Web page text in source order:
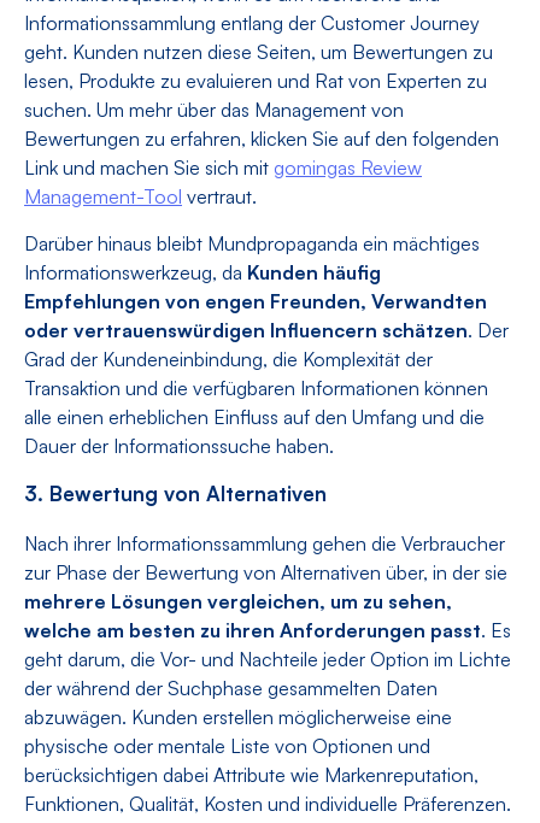
Informationssammlung entlang der Customer Journey
geht. Kunden nutzen diese Seiten, um Bewertungen zu
lesen, Produkte zu evaluieren und Rat von Experten zu
suchen. Um mehr über das Management von
Bewertungen zu erfahren, klicken Sie auf den folgenden
Link und machen Sie sich mit gomingas Review
Management-Tool vertraut.
Darüber hinaus bleibt Mundpropaganda ein mächtiges
Informationswerkzeug, da Kunden häufig
Empfehlungen von engen Freunden, Verwandten
oder vertrauenswürdigen Influencern schätzen. Der
Grad der Kundeneinbindung, die Komplexität der
Transaktion und die verfügbaren Informationen können
alle einen erheblichen Einfluss auf den Umfang und die
Dauer der Informationssuche haben.
3. Bewertung von Alternativen
Nach ihrer Informationssammlung gehen die Verbraucher
zur Phase der Bewertung von Alternativen über, in der sie
mehrere Lösungen vergleichen, um zu sehen,
welche am besten zu ihren Anforderungen passt. Es
geht darum, die Vor- und Nachteile jeder Option im Lichte
der während der Suchphase gesammelten Daten
abzuwägen. Kunden erstellen möglicherweise eine
physische oder mentale Liste von Optionen und
berücksichtigen dabei Attribute wie Markenreputation,
Funktionen, Qualität, Kosten und individuelle Präferenzen.